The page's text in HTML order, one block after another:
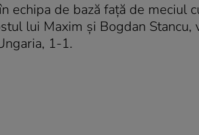
echipa de bază faţă de meciul
lui Maxim şi Bogdan
1-1.